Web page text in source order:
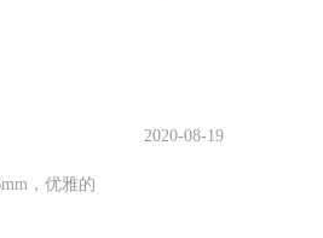
，优雅的
2020-08-19